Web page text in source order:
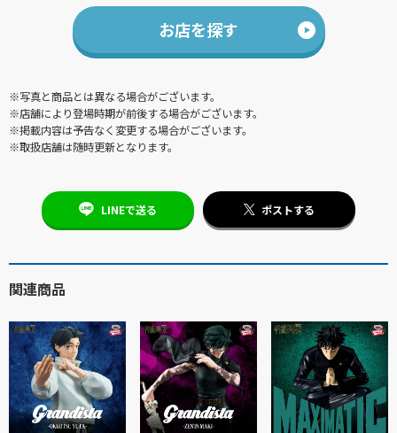
お店を探す
※写真と商品とは異なる場合がございます。
※店舗により登場時期が前後する場合がございます。
※掲載内容は予告なく変更する場合がございます。
※取扱店舗は随時更新となります。
LINEで送る ポストする
関連商品